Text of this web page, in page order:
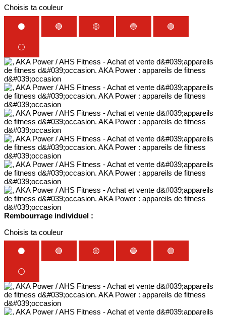
Choisis ta couleur
⚫ 🔴 🟡 🔵 🟢
⚪
Rembourrage individuel :
Choisis ta couleur
⚫ 🔴 🟡 🔵 🟢
⚪